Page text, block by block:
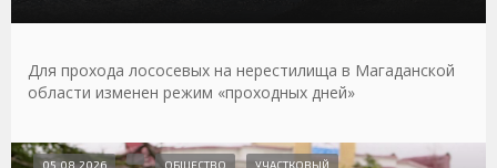
Для прохода лососевых на нерестилища в Магаданской
области изменен режим «проходных дней»
05.08.2026 ОБЩЕСТВО УЧАСТКОВЫЙ